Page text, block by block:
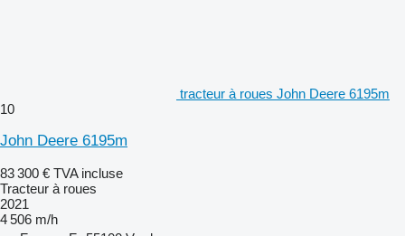
tracteur à roues John Deere 6195m
10
John Deere 6195m
83 300 € TVA incluse
Tracteur à roues
2021
4 506 m/h